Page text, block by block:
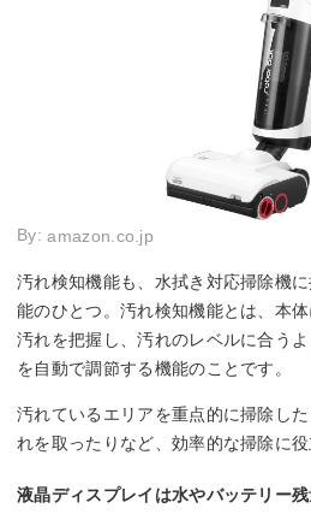
By:amazon.co.jp
汚れ検知機能も、水拭き対応掃除機
能のひとつ。汚れ検知機能とは、本
汚れを把握し、汚れのレベルに合う
を自動で調節する機能のことです。
汚れているエリアを重点的に掃除し
れを取ったりなど、効率的な掃除に役
液晶ディスプレイは水やバッテリー